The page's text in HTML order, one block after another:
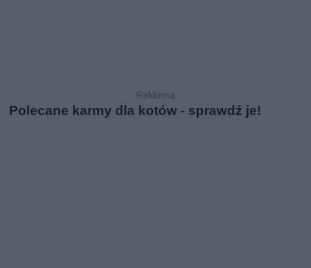
Polecane karmy dla kotów - sprawdź je!